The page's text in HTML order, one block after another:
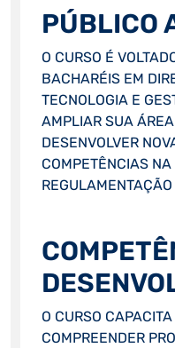
PÚBLICO
O CURSO É
BACHARÉIS EM
TECNOLOGIA E
AMPLIAR SUA
DESENVOLVER
COMPETÊNCIAS
O CURSO
COMPREENDER